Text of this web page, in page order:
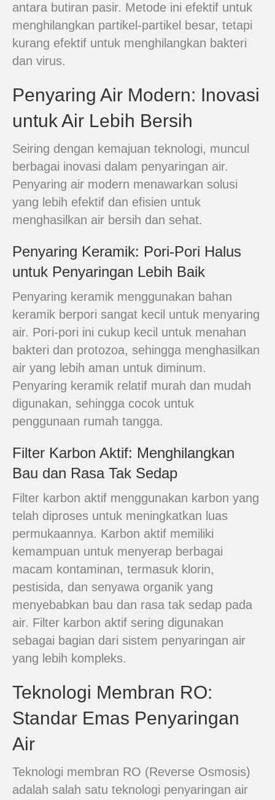
antara butiran pasir. Metode ini efektif untuk
menghilangkan partikel-partikel besar, tetapi
kurang efektif untuk menghilangkan bakteri
dan virus.
Penyaring Air Modern: Inovasi
untuk Air Lebih Bersih
Seiring dengan kemajuan teknologi, muncul
berbagai inovasi dalam penyaringan air.
Penyaring air modern menawarkan solusi
yang lebih efektif dan efisien untuk
menghasilkan air bersih dan sehat.
Penyaring Keramik: Pori-Pori Halus
untuk Penyaringan Lebih Baik
Penyaring keramik menggunakan bahan
keramik berpori sangat kecil untuk menyaring
air. Pori-pori ini cukup kecil untuk menahan
bakteri dan protozoa, sehingga menghasilkan
air yang lebih aman untuk diminum.
Penyaring keramik relatif murah dan mudah
digunakan, sehingga cocok untuk
penggunaan rumah tangga.
Filter Karbon Aktif: Menghilangkan
Bau dan Rasa Tak Sedap
Filter karbon aktif menggunakan karbon yang
telah diproses untuk meningkatkan luas
permukaannya. Karbon aktif memiliki
kemampuan untuk menyerap berbagai
macam kontaminan, termasuk klorin,
pestisida, dan senyawa organik yang
menyebabkan bau dan rasa tak sedap pada
air. Filter karbon aktif sering digunakan
sebagai bagian dari sistem penyaringan air
yang lebih kompleks.
Teknologi Membran RO:
Standar Emas Penyaringan
Air
Teknologi membran RO (Reverse Osmosis)
adalah salah satu teknologi penyaringan air